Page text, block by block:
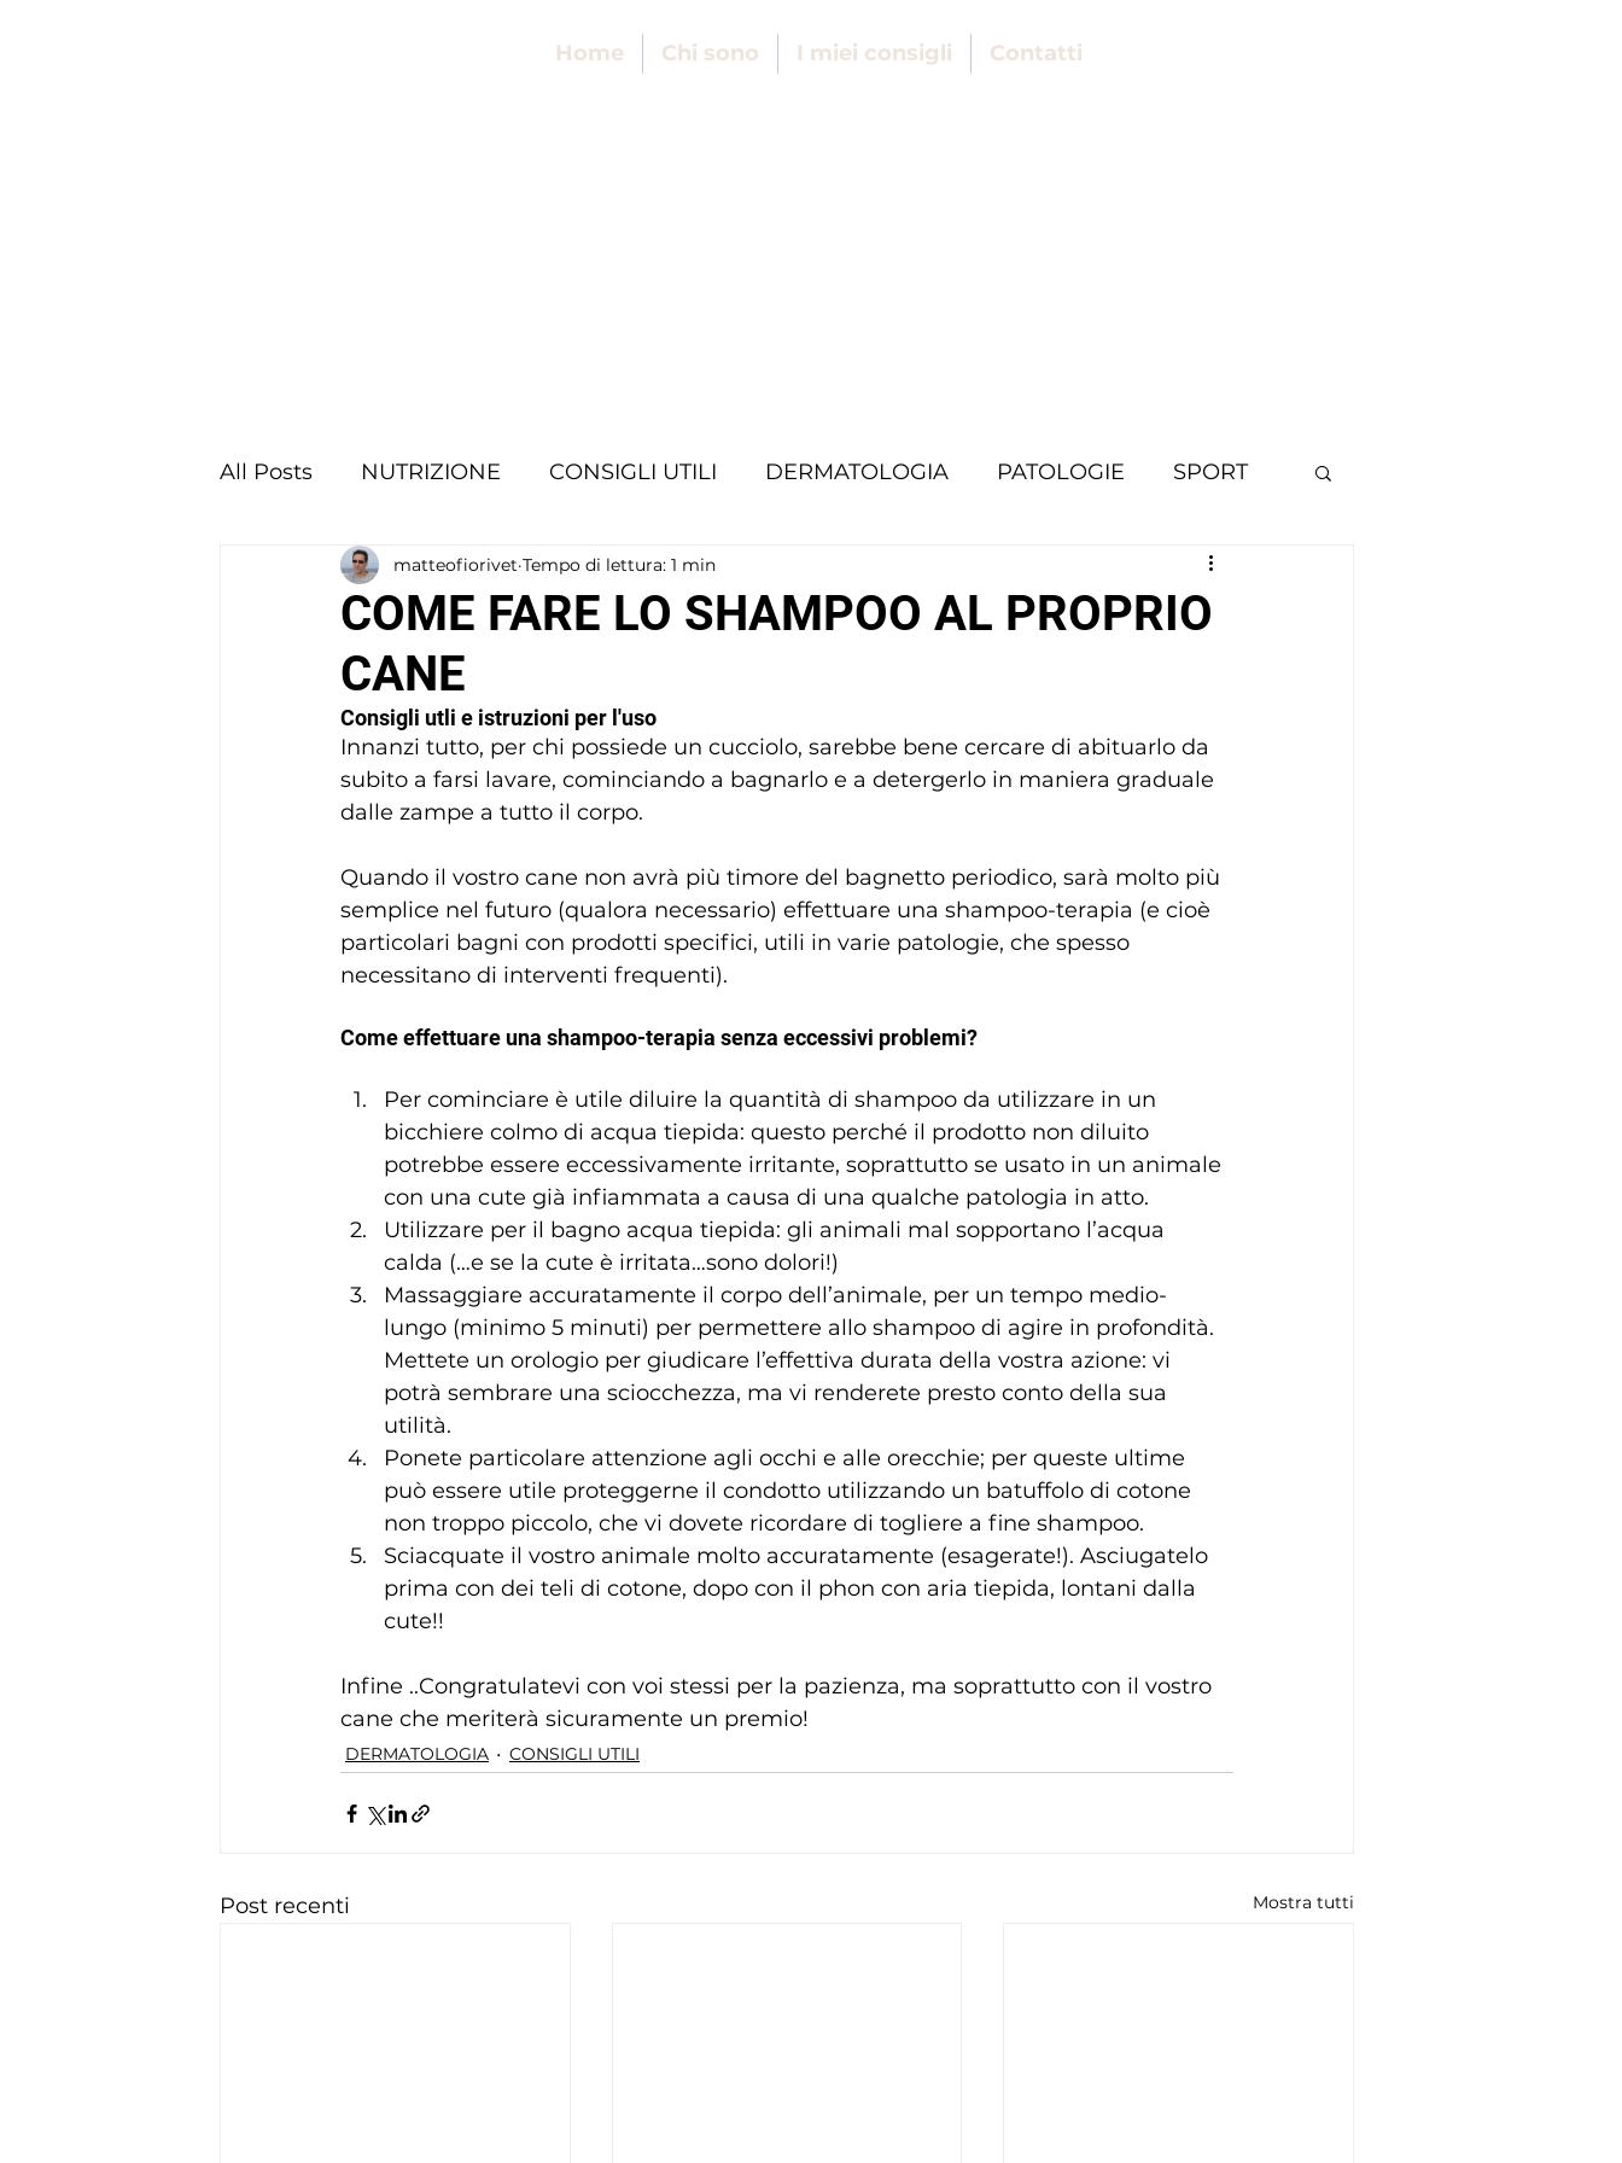
Home Chi sono I miei consigli Contatti
All Posts NUTRIZIONE CONSIGLI UTILI DERMATOLOGIA PATOLOGIE SPORT
COMPORTAMENTO
COME FARE LO SHAMPOO AL PROPRIO
CANE
matteofiorivet Tempo di lettura: 1 min
Consigli utli e istruzioni per l'uso
Innanzi tutto, per chi possiede un cucciolo, sarebbe bene cercare di abituarlo da
subito a farsi lavare, cominciando a bagnarlo e a detergerlo in maniera graduale
dalle zampe a tutto il corpo.
Quando il vostro cane non avrà più timore del bagnetto periodico, sarà molto più
semplice nel futuro (qualora necessario) effettuare una shampoo-terapia (e cioè
particolari bagni con prodotti specifici, utili in varie patologie, che spesso
necessitano di interventi frequenti).
Come effettuare una shampoo-terapia senza eccessivi problemi?
Per cominciare è utile diluire la quantità di shampoo da utilizzare in un
bicchiere colmo di acqua tiepida: questo perché il prodotto non diluito
potrebbe essere eccessivamente irritante, soprattutto se usato in un animale
con una cute già infiammata a causa di una qualche patologia in atto.
Utilizzare per il bagno acqua tiepida: gli animali mal sopportano l’acqua
calda (…e se la cute è irritata…sono dolori!)
Massaggiare accuratamente il corpo dell’animale, per un tempo medio-
lungo (minimo 5 minuti) per permettere allo shampoo di agire in profondità.
Mettete un orologio per giudicare l’effettiva durata della vostra azione: vi
potrà sembrare una sciocchezza, ma vi renderete presto conto della sua
utilità.
Ponete particolare attenzione agli occhi e alle orecchie; per queste ultime
può essere utile proteggerne il condotto utilizzando un batuffolo di cotone
non troppo piccolo, che vi dovete ricordare di togliere a fine shampoo.
Sciacquate il vostro animale molto accuratamente (esagerate!). Asciugatelo
prima con dei teli di cotone, dopo con il phon con aria tiepida, lontani dalla
cute!!
Infine ..Congratulatevi con voi stessi per la pazienza, ma soprattutto con il vostro
cane che meriterà sicuramente un premio!
DERMATOLOGIA CONSIGLI UTILI
Post recenti Mostra tutti